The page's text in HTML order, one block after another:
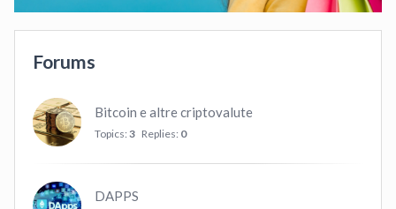
Forums
Bitcoin e altre criptovalute
Topics: 3 Replies: 0
DAPPS